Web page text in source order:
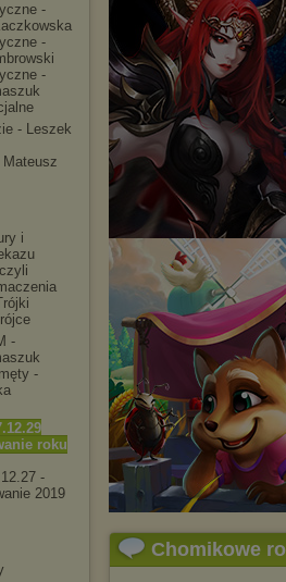
-
-
-
- Leszek
i
-
-
roku
-
e 2019
Chomikowe